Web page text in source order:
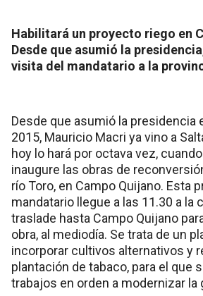
Habilitará un proyecto riego en
Desde que asumió la
visita del mandatario a la
Desde que asumió la presidencia
2015, Mauricio Macri ya vino a
hoy lo hará por octava vez,
inaugure las obras de
río Toro, en Campo Quijano. Esta
mandatario llegue a las 11.30 a la
traslade hasta Campo Quijano
obra, al mediodía. Se trata de un
incorporar cultivos alternativos y
plantación de tabaco, para el que
trabajos en orden a modernizar la